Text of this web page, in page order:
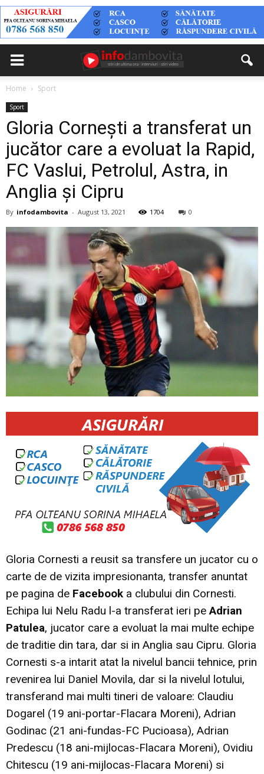
Home Sport
Sport
Gloria Cornești a transferat un
jucător care a evoluat la Rapid,
FC Vaslui, Petrolul, Astra, in
Anglia și Cipru
By infodambovita - August 13, 2021 1704 0
Gloria Cornesti a reusit sa transfere un jucator cu o
carte de de vizita impresionanta, transfer anuntat
pe pagina de Facebook a clubului din Cornesti.
Echipa lui Nelu Radu l-a transferat ieri peAdrian
Patulea, jucator care a evoluat la mai multe echipe
de traditie din tara, dar si in Anglia sau Cipru. Gloria
Cornesti s-a intarit atat la nivelul bancii tehnice, prin
revenirea lui Daniel Movila, dar si la nivelul lotului,
transferand mai multi tineri de valoare: Claudiu
Dogarel (19 ani-portar-Flacara Moreni), Adrian
Godinac (21 ani-fundas-FC Pucioasa), Adrian
Predescu (18 ani-mijlocas-Flacara Moreni), Ovidiu
Chitescu (19 ani-mijlocas-Flacara Moreni) si